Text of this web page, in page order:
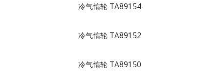
冷气惰轮 TA89154
冷气惰轮 TA89152
冷气惰轮 TA89150